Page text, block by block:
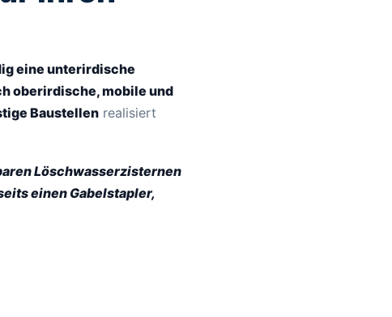
eine unterirdische
oberirdische, mobile und
Baustellen realisiert
Löschwasserzisternen
einen Gabelstapler,